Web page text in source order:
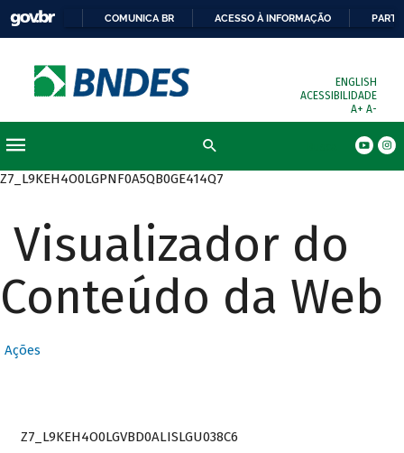
COMUNICA BR ACESSO À INFORMAÇÃO
ENGLISH
ACESSIBILIDADE
A+ A-
Z7_L9KEH4O0LGPNF0A5QB0GE414Q7
Visualizador do
Conteúdo da Web
Ações
Z7_L9KEH4O0LGVBD0ALISLGU038C6